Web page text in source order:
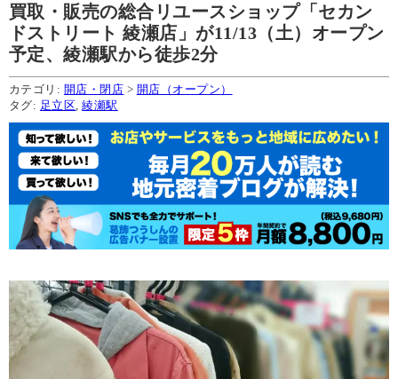
買取・販売の総合リユースショップ「セカン
ドストリート 綾瀬店」が11/13（土）オープン
予定、綾瀬駅から徒歩2分
カテゴリ: 開店・閉店 > 開店（オープン）
タグ: 足立区 ,綾瀬駅